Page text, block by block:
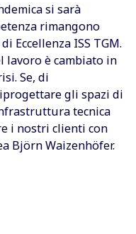
si sarà
rimangono
Eccellenza ISS TGM.
lavoro è cambiato in
Se, di
gli spazi di
tecnica
i nostri clienti con
Björn Waizenhöfer.